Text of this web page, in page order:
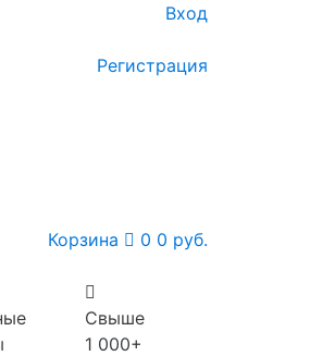
Вход
Регистрация
Корзина 0 0 руб.
Свыше
1 000+